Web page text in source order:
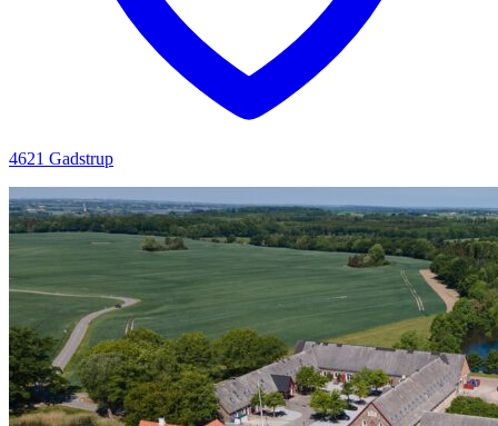
4621 Gadstrup